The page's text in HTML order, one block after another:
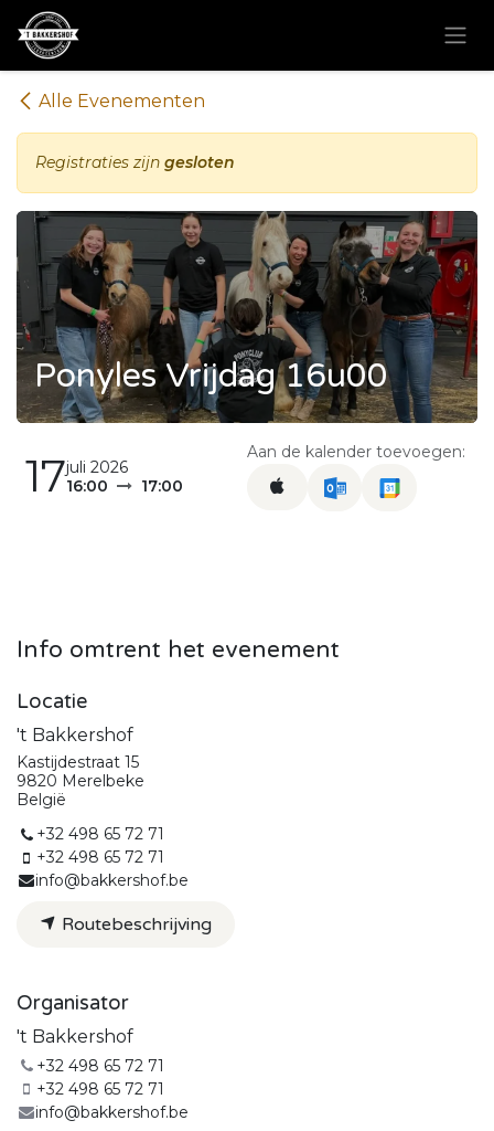
Overslaan naar inhoud
Alle Evenementen
Registraties zijn gesloten
Ponyles Vrijdag 16u00
17juli 2026
16:00
17:00
Aan de kalender toevoegen:
Info omtrent het evenement
Locatie
't Bakkershof
Kastijdestraat 15
9820 Merelbeke
België
+32 498 65 72 71
+32 498 65 72 71
info@bakkershof.be
Routebeschrijving
Organisator
't Bakkershof
+32 498 65 72 71
+32 498 65 72 71
info@bakkershof.be